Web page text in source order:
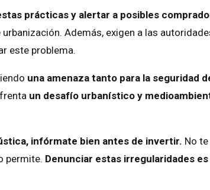
prácticas y alertar a posibles
Además, exigen a las
este problema.
una amenaza tanto para la seguridad
un desafío urbanístico y
infórmate bien antes de invertir. No te
permite. Denunciar estas irregularidades es